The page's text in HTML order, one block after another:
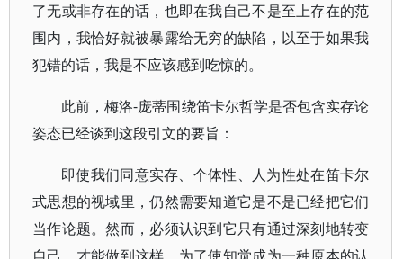
了无或非存在的话，也即在我自己不是至上存在的范
围内，我恰好就被暴露给无穷的缺陷，以至于如果我
犯错的话，我是不应该感到吃惊的。
此前，梅洛-庞蒂围绕笛卡尔哲学是否包含实存论
姿态已经谈到这段引文的要旨：
即使我们同意实存、个体性、人为性处在笛卡尔
式思想的视域里，仍然需要知道它是不是已经把它们
当作论题。然而，必须认识到它只有通过深刻地转变